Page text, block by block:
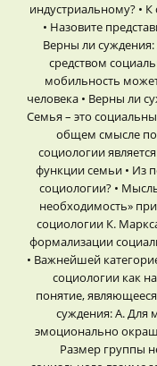
индустриальному? •
• Назовите
Верны ли суждения:
средством
мобильность
человека • Верны ли
Семья – это
общем смысле
социологии
функции семьи • Из
социологии? •
необходимость»
социологии К.
формализации
• Важнейшей
социологии как
понятие,
суждения: A. Для
эмоционально
Размер группы